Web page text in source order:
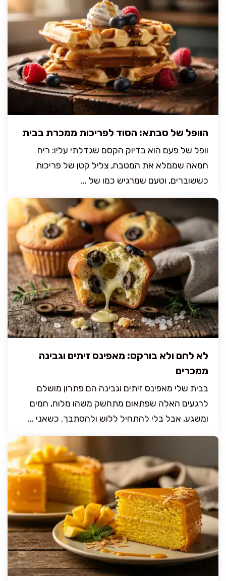
הוופל של סבתא: הסוד לפריכות ממכרת בבית
וופל של פעם הוא בדיוק הקסם שגדלתי עליו: ריח
חמאה שממלא את המטבח, צליל קטן של פריכות
כששוברים, וטעם שמרגיש כמו של ...
לא לחם ולא בורקס: מאפינס זיתים וגבינה
ממכרים
בבית שלי מאפינס זיתים וגבינה הם פתרון מושלם
לרגעים האלה שפתאום מתחשק משהו מלוח, חמים
ומשגע, אבל בלי להתחיל ללוש ולהסתבך. כשאני ...